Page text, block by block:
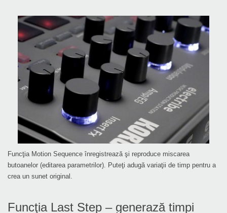
Funcţia Motion Sequence înregistrează şi reproduce miscarea
butoanelor (editarea parametrilor). Puteţi adugă variaţii de timp pentru a
crea un sunet original.
Funcţia Last Step – generază timpi